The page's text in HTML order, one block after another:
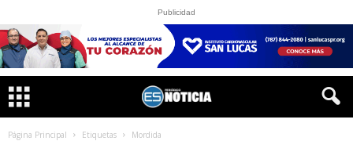
Publicidad
Página Principal Etiquetas Mordida